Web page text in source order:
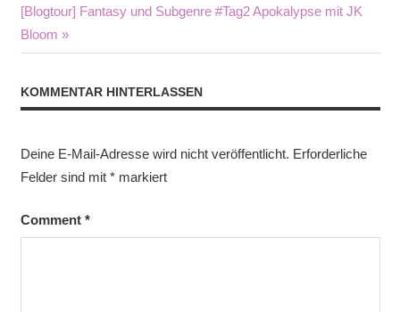
Beitrag:
Nächster
Beitrag:
[Blogtour] Fantasy und Subgenre #Tag2 Apokalypse mit JK
Bloom
KOMMENTAR HINTERLASSEN
Deine E-Mail-Adresse wird nicht veröffentlicht. Erforderliche
Felder sind mit *markiert
Comment*